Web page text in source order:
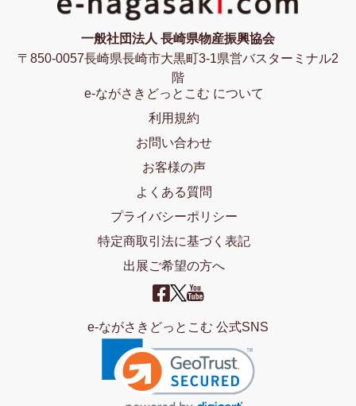
一般社団法人 長崎県物産振興協会
〒850-0057長崎県長崎市大黒町3-1県営バスターミナル2
階
e-ながさきどっとこむ について
利用規約
お問い合わせ
お客様の声
よくある質問
プライバシーポリシー
特定商取引法に基づく表記
出展ご希望の方へ
e-ながさきどっとこむ 公式SNS